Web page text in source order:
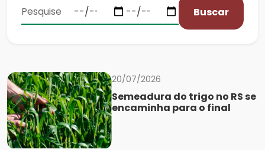
Buscar
20/07/2026
Semeadura do trigo no RS se
encaminha para o final